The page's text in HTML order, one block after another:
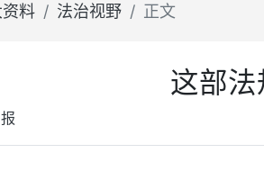
料 法治视野 正文
这部